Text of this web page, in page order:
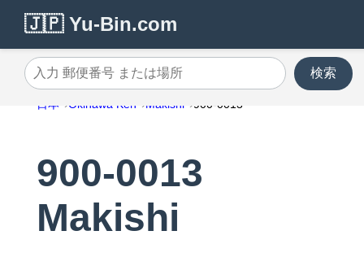
🇯🇵 Yu-Bin.com
入力 郵便番号 または場所
検索
日本 Okinawa Ken Makishi 900-0013
900-0013
Makishi